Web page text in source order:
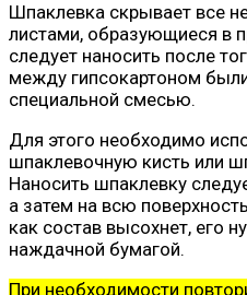
Шпаклевка скрывает все
листами, образующиеся в
следует наносить после
между гипсокартоном
специальной смесью.
Для этого необходимо
шпаклевочную кисть или
Наносить шпаклевку
а затем на всю
как состав высохнет, его
наждачной бумагой.
При необходимости